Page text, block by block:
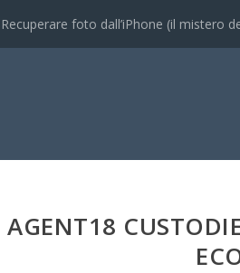
Recuperare foto dall’iPhone (il mistero
AGENT18